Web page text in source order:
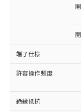
端子仕様
許容操作頻度
絶縁抵抗
ご利用
以下の条件
※1 対応状
対応済
非含有に
す。
対応予定
有に対応し
非含有に非